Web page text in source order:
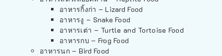
อาหารกิ้งก่า – Lizard Food
อาหารงู – Snake Food
อาหารเต่า – Turtle and Tortoise Food
อาหารกบ – Frog Food
อาหารนก – Bird Food